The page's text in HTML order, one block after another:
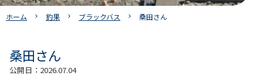
ホーム 釣果 ブラックバス 桑田さん
桑田さん
公開日： 2026.07.04